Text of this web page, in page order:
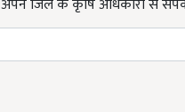
अपने जिले के कृषि अधिकारी से